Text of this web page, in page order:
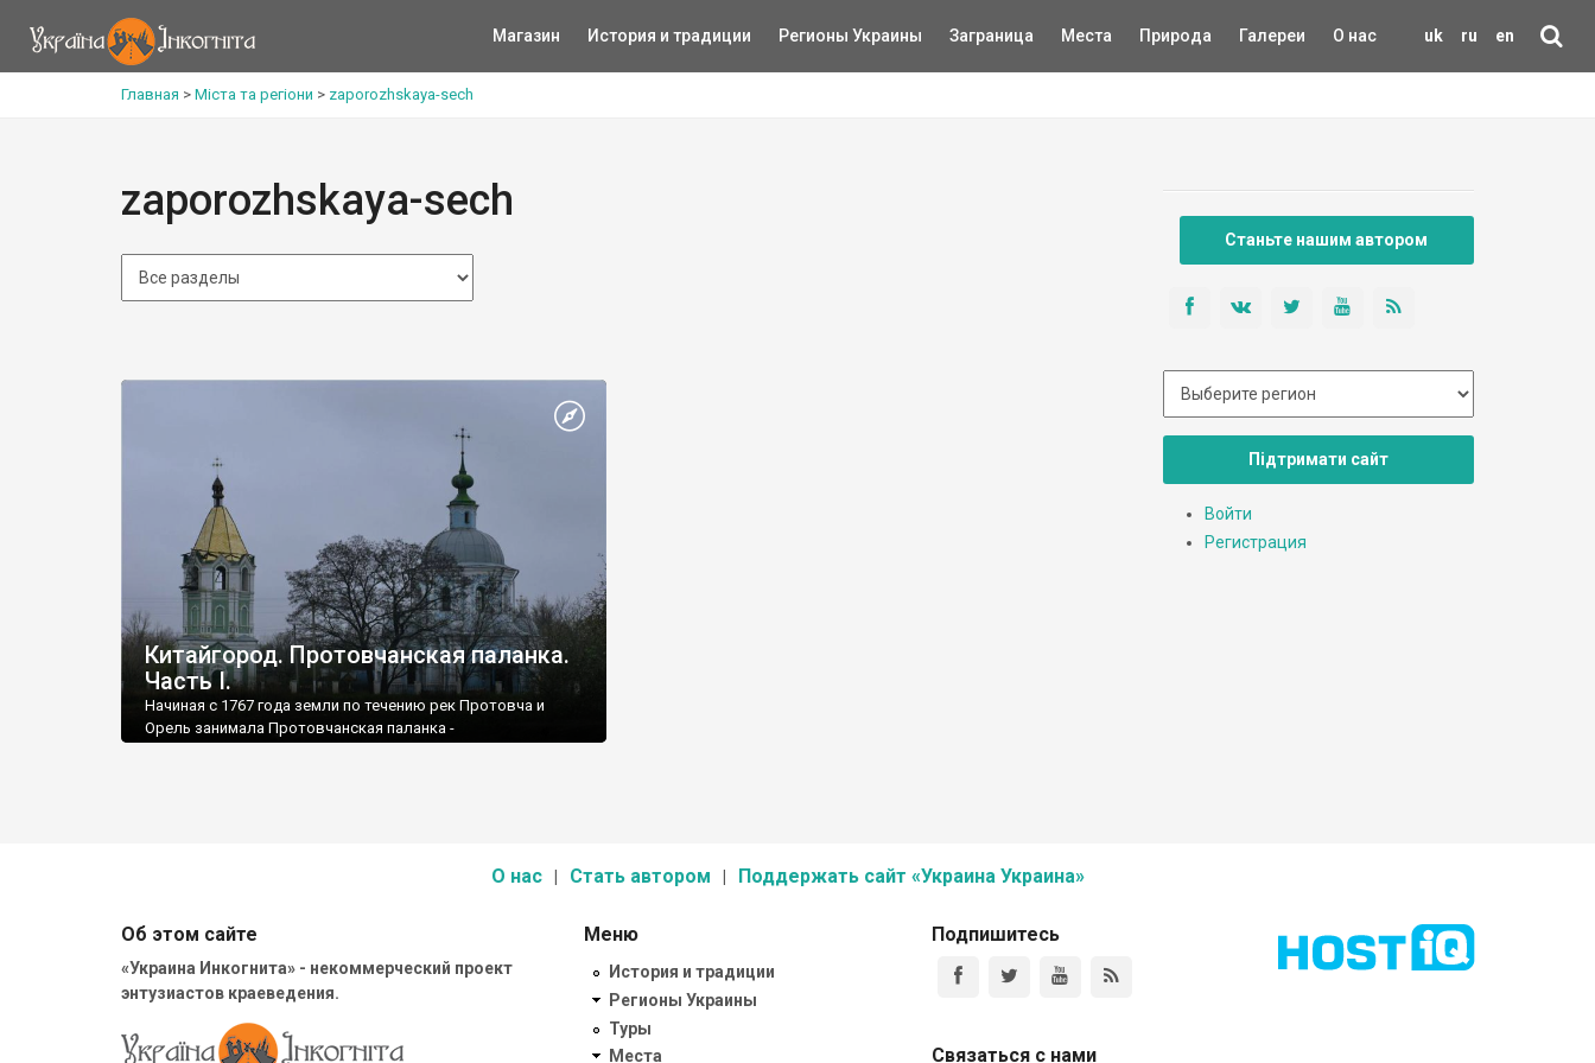
uk ru en
Магазин История и традиции Регионы Украины Заграница Места Природа Галереи О нас
Главная > Міста та регіони > zaporozhskaya-sech
zaporozhskaya-sech
Китайгород. Протовчанская паланка.
Часть І.
Начиная с 1767 года земли по течению рек Протовча и
Орель занимала Протовчанская паланка -
Станьте нашим автором
Підтримати сайт
Войти
Регистрация
О нас Стать автором Поддержать сайт «Украина Украина»
Об этом сайте
«Украина Инкогнита» - некоммерческий проект
энтузиастов краеведения.
Меню
История и традиции
Регионы Украины
Туры
Места
Подпишитесь
Связаться с нами